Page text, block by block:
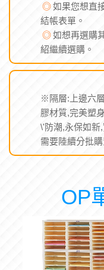
◎如果您想直
結帳表單。
◎如想再選購
紹繼續選購。
※隔層:上邊六
膠材質,完美塑
\'防潮,永保如新
需要陸續分批
OP